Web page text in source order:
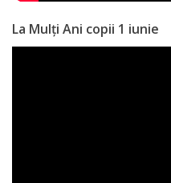
Informații
La Mulți Ani copii 1 iunie